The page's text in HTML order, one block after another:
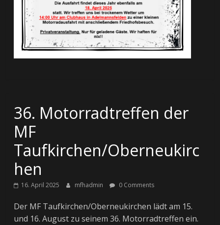
36. Motorradtreffen der
MF
Taufkirchen/Oberneukirc
hen
16. April 2025 mfhadmin 0 Comments
Der MF Taufkirchen/Oberneukirchen lädt am 15.
und 16. August zu seinem 36. Motorradtreffen ein.